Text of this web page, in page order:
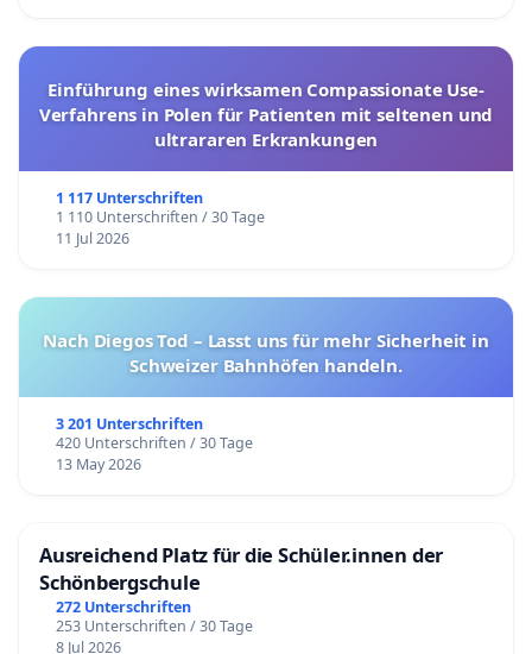
Einführung eines wirksamen Compassionate Use-
Verfahrens in Polen für Patienten mit seltenen und
ultrararen Erkrankungen
1 117 Unterschriften
1 110 Unterschriften / 30 Tage
11 Jul 2026
Nach Diegos Tod – Lasst uns für mehr Sicherheit in
Schweizer Bahnhöfen handeln.
3 201 Unterschriften
420 Unterschriften / 30 Tage
13 May 2026
Ausreichend Platz für die Schüler.innen der
Schönbergschule
272 Unterschriften
253 Unterschriften / 30 Tage
8 Jul 2026